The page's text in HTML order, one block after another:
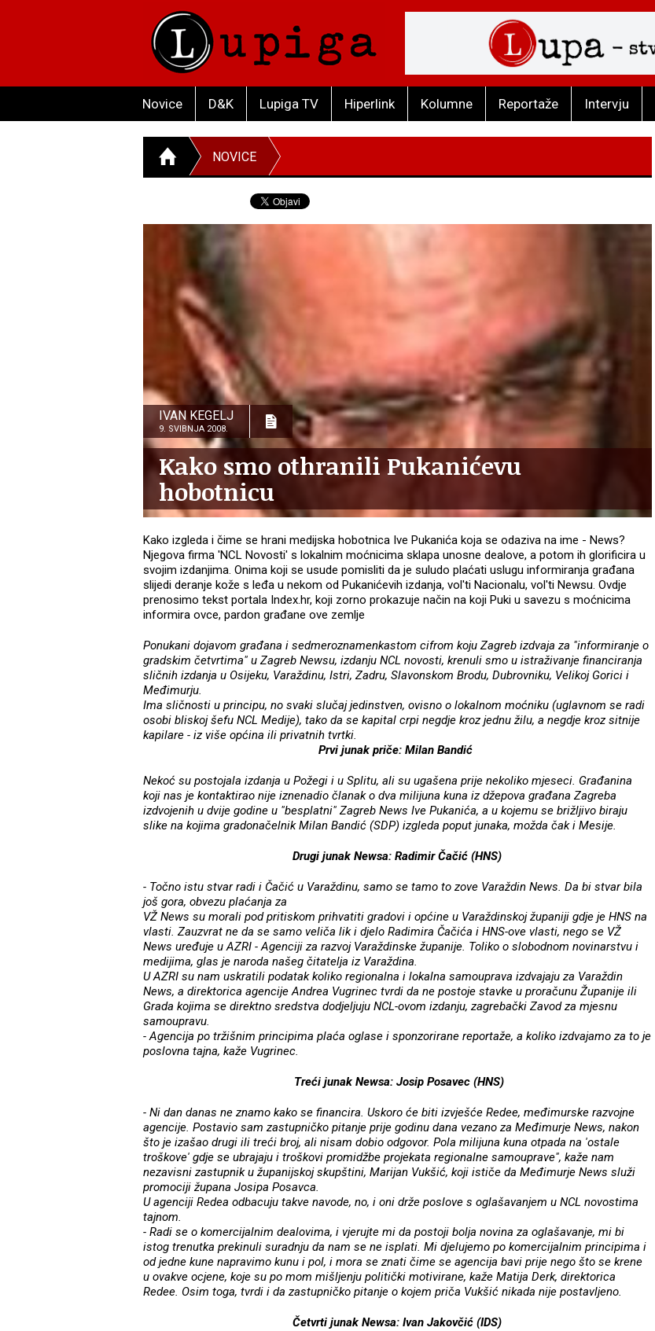
Novice D&K Lupiga TV Hiperlink Kolumne Reportaže Intervju
NOVICE
IVAN KEGELJ
9. SVIBNJA 2008.
Kako smo othranili Pukanićevu
hobotnicu
Kako izgleda i čime se hrani medijska hobotnica Ive Pukanića koja se odaziva na ime - News?
Njegova firma 'NCL Novosti' s lokalnim moćnicima sklapa unosne dealove, a potom ih glorificira u
svojim izdanjima. Onima koji se usude pomisliti da je suludo plaćati uslugu informiranja građana
slijedi deranje kože s leđa u nekom od Pukanićevih izdanja, vol'ti Nacionalu, vol'ti Newsu. Ovdje
prenosimo tekst portala Index.hr, koji zorno prokazuje način na koji Puki u savezu s moćnicima
informira ovce, pardon građane ove zemlje
Ponukani dojavom građana i sedmeroznamenkastom cifrom koju Zagreb izdvaja za "informiranje o
gradskim četvrtima" u Zagreb Newsu, izdanju NCL novosti, krenuli smo u istraživanje financiranja
sličnih izdanja u Osijeku, Varaždinu, Istri, Zadru, Slavonskom Brodu, Dubrovniku, Velikoj Gorici i
Međimurju.
Ima sličnosti u principu, no svaki slučaj jedinstven, ovisno o lokalnom moćniku (uglavnom se radi
osobi bliskoj šefu NCL Medije), tako da se kapital crpi negdje kroz jednu žilu, a negdje kroz sitnije
kapilare - iz više općina ili privatnih tvrtki.
Prvi junak priče: Milan Bandić
Nekoć su postojala izdanja u Požegi i u Splitu, ali su ugašena prije nekoliko mjeseci. Građanina
koji nas je kontaktirao nije iznenadio članak o dva milijuna kuna iz džepova građana Zagreba
izdvojenih u dvije godine u "besplatni" Zagreb News Ive Pukanića, a u kojemu se brižljivo biraju
slike na kojima gradonačelnik Milan Bandić (SDP) izgleda poput junaka, možda čak i Mesije.
Drugi junak Newsa: Radimir Čačić (HNS)
- Točno istu stvar radi i Čačić u Varaždinu, samo se tamo to zove Varaždin News. Da bi stvar bila
još gora, obvezu plaćanja za
VŽ News su morali pod pritiskom prihvatiti gradovi i općine u Varaždinskoj županiji gdje je HNS na
vlasti. Zauzvrat ne da se samo veliča lik i djelo Radimira Čačića i HNS-ove vlasti, nego se VŽ
News uređuje u AZRI - Agenciji za razvoj Varaždinske županije. Toliko o slobodnom novinarstvu i
medijima, glas je naroda našeg čitatelja iz Varaždina.
U AZRI su nam uskratili podatak koliko regionalna i lokalna samouprava izdvajaju za Varaždin
News, a direktorica agencije Andrea Vugrinec tvrdi da ne postoje stavke u proračunu Županije ili
Grada kojima se direktno sredstva dodjeljuju NCL-ovom izdanju, zagrebački Zavod za mjesnu
samoupravu.
- Agencija po tržišnim principima plaća oglase i sponzorirane reportaže, a koliko izdvajamo za to je
poslovna tajna, kaže Vugrinec.
Treći junak Newsa: Josip Posavec (HNS)
- Ni dan danas ne znamo kako se financira. Uskoro će biti izvješće Redee, međimurske razvojne
agencije. Postavio sam zastupničko pitanje prije godinu dana vezano za Međimurje News, nakon
što je izašao drugi ili treći broj, ali nisam dobio odgovor. Pola milijuna kuna otpada na 'ostale
troškove' gdje se ubrajaju i troškovi promidžbe projekata regionalne samouprave", kaže nam
nezavisni zastupnik u županijskoj skupštini, Marijan Vukšić, koji ističe da Međimurje News služi
promociji župana Josipa Posavca.
U agenciji Redea odbacuju takve navode, no, i oni drže poslove s oglašavanjem u NCL novostima
tajnom.
- Radi se o komercijalnim dealovima, i vjerujte mi da postoji bolja novina za oglašavanje, mi bi
istog trenutka prekinuli suradnju da nam se ne isplati. Mi djelujemo po komercijalnim principima i
od jedne kune napravimo kunu i pol, i mora se znati čime se agencija bavi prije nego što se krene
u ovakve ocjene, koje su po mom mišljenju politički motivirane, kaže Matija Derk, direktorica
Redee. Osim toga, tvrdi i da zastupničko pitanje o kojem priča Vukšić nikada nije postavljeno.
Četvrti junak Newsa: Ivan Jakovčić (IDS)